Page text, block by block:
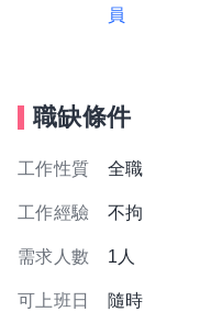
員
職缺條件
工作性質 全職
工作經驗 不拘
需求人數 1人
可上班日 隨時